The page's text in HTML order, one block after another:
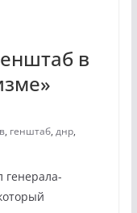
в
, генштаб, днр,
генерала-